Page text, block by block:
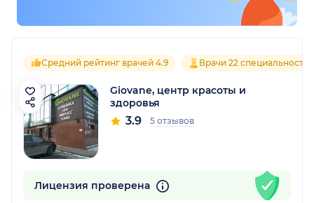
Средний рейтинг врачей 4.9 Врачи 22 специальностей
Giovane, центр красоты и
здоровья
3.9 5 отзывов
Лицензия проверена